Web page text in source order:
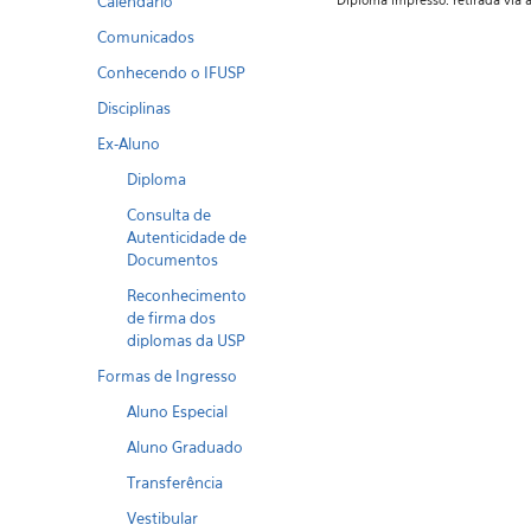
Comunicados
Conhecendo o IFUSP
Disciplinas
Ex-Aluno
Diploma
Consulta de
Autenticidade de
Documentos
Reconhecimento
de firma dos
diplomas da USP
Formas de Ingresso
Aluno Especial
Aluno Graduado
Transferência
Vestibular